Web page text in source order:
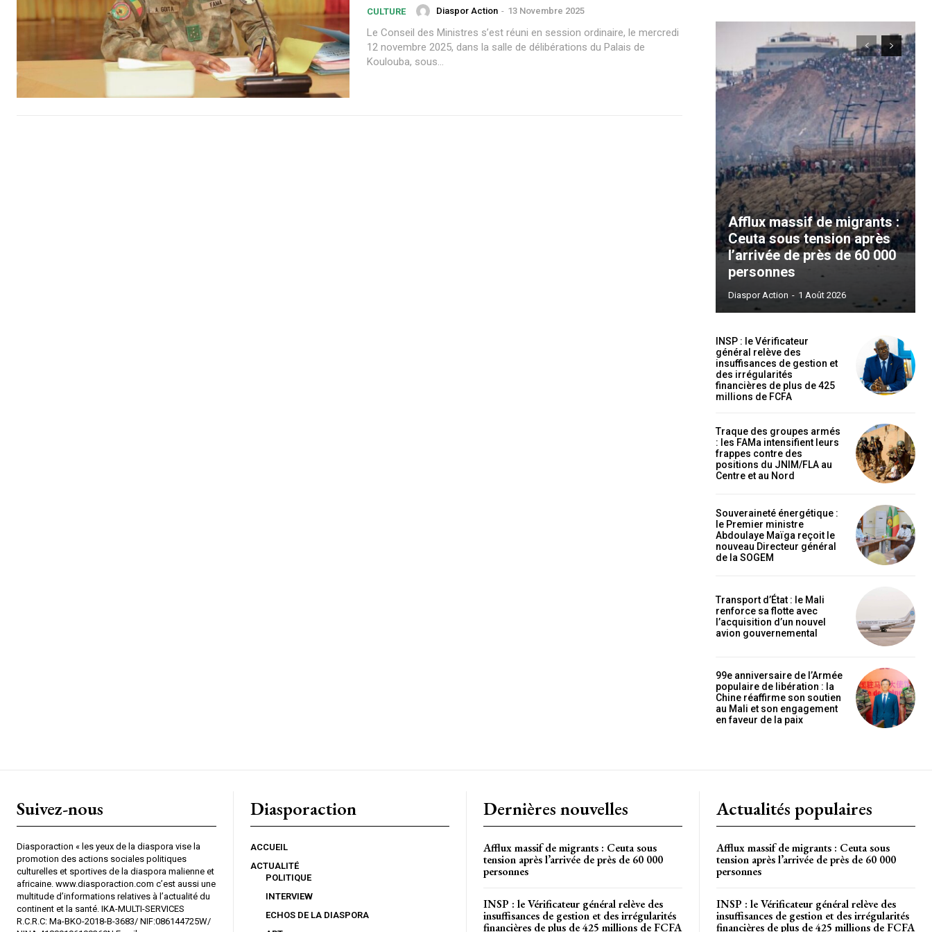
CULTURE Diaspor Action - 13 Novembre 2025
Le Conseil des Ministres s’est réuni en session ordinaire, le mercredi
12 novembre 2025, dans la salle de délibérations du Palais de
Koulouba, sous...
Afflux massif de migrants :
Ceuta sous tension après
l’arrivée de près de 60 000
personnes
Diaspor Action - 1 Août 2026
INSP : le Vérificateur
général relève des
insuffisances de gestion et
des irrégularités
financières de plus de 425
millions de FCFA
Traque des groupes armés
: les FAMa intensifient leurs
frappes contre des
positions du JNIM/FLA au
Centre et au Nord
Souveraineté énergétique :
le Premier ministre
Abdoulaye Maïga reçoit le
nouveau Directeur général
de la SOGEM
Transport d’État : le Mali
renforce sa flotte avec
l’acquisition d’un nouvel
avion gouvernemental
99e anniversaire de l’Armée
populaire de libération : la
Chine réaffirme son soutien
au Mali et son engagement
en faveur de la paix
Suivez-nous
Diasporaction « les yeux de la diaspora vise la
promotion des actions sociales politiques
culturelles et sportives de la diaspora malienne et
africaine. www.diasporaction.com c’est aussi une
multitude d’informations relatives à l’actualité du
continent et la santé. IKA-MULTI-SERVICES
R.C.R.C: Ma-BKO-2018-B-3683/ NIF:086144725W/
Diasporaction
ACCUEIL
ACTUALITÉ
POLITIQUE
INTERVIEW
ECHOS DE LA DIASPORA
Dernières nouvelles
Afflux massif de migrants : Ceuta sous
tension après l’arrivée de près de 60 000
personnes
INSP : le Vérificateur général relève des
insuffisances de gestion et des irrégularités
financières de plus de 425 millions de FCFA
Actualités populaires
Afflux massif de migrants : Ceuta sous
tension après l’arrivée de près de 60 000
personnes
INSP : le Vérificateur général relève des
insuffisances de gestion et des irrégularités
financières de plus de 425 millions de FCFA